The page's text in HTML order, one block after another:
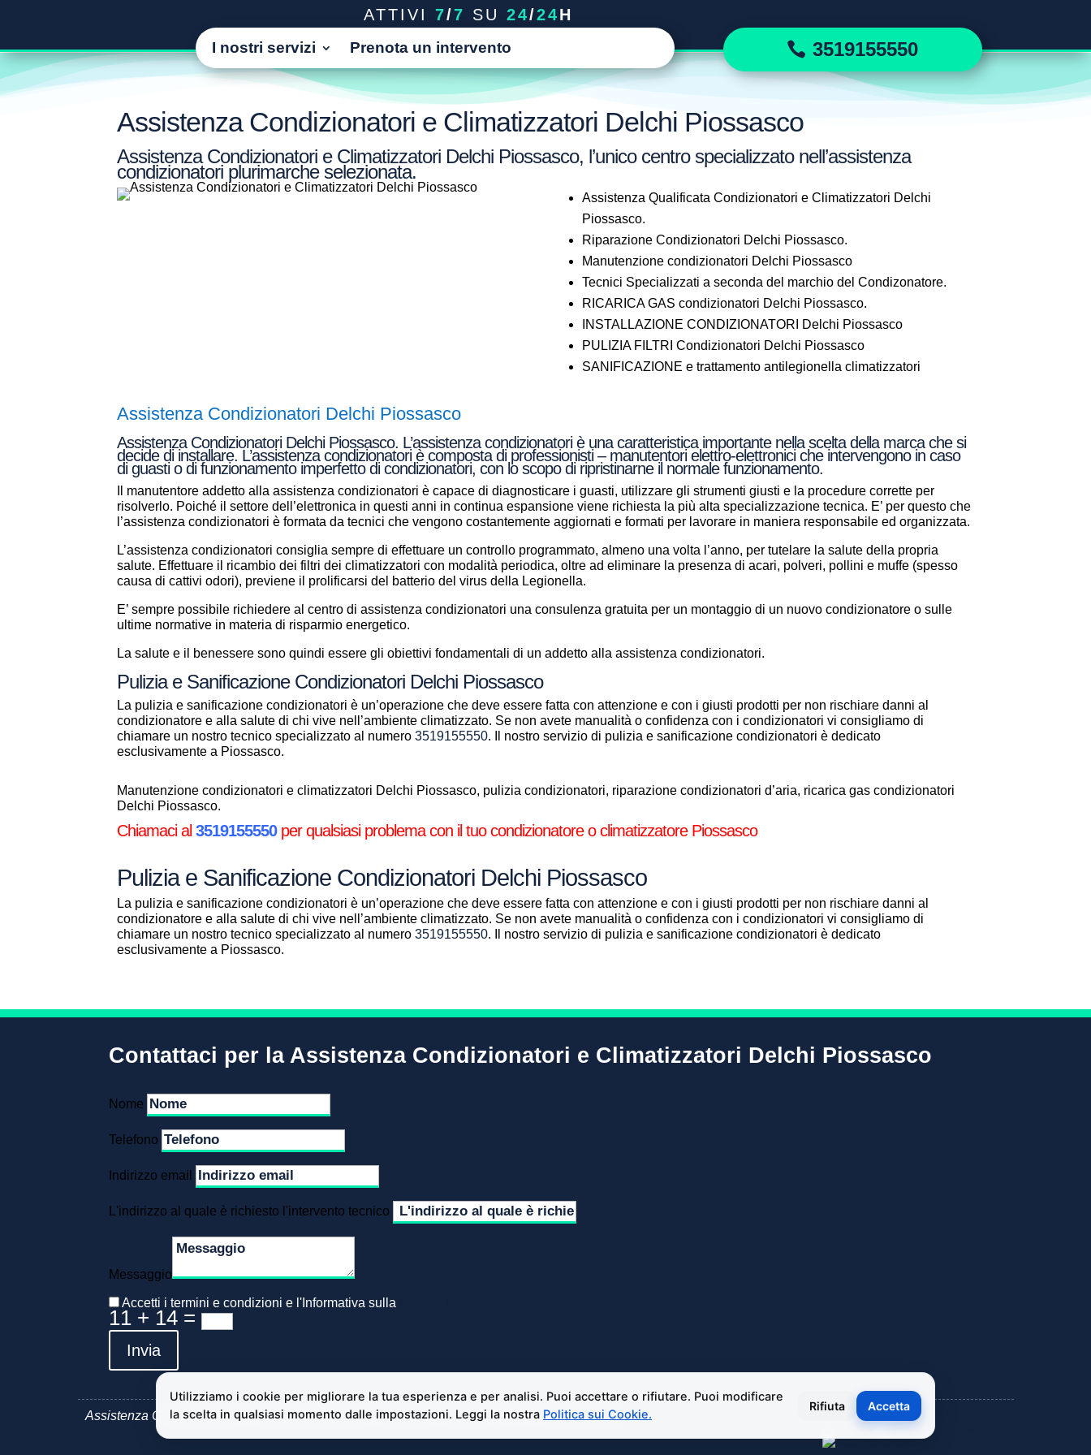
ATTIVI 7/7 SU 24/24H
I nostri servizi Prenota un intervento 3519155550
Assistenza Condizionatori e Climatizzatori Delchi Piossasco
Assistenza Condizionatori e Climatizzatori Delchi Piossasco, l’unico centro specializzato nell’assistenza
condizionatori plurimarche selezionata.
Assistenza Qualificata Condizionatori e Climatizzatori Delchi
Piossasco.
Riparazione Condizionatori Delchi Piossasco.
Manutenzione condizionatori Delchi Piossasco
Tecnici Specializzati a seconda del marchio del Condizonatore.
RICARICA GAS condizionatori Delchi Piossasco.
INSTALLAZIONE CONDIZIONATORI Delchi Piossasco
PULIZIA FILTRI Condizionatori Delchi Piossasco
SANIFICAZIONE e trattamento antilegionella climatizzatori
Assistenza Condizionatori Delchi Piossasco
Assistenza Condizionatori Delchi Piossasco. L’assistenza condizionatori è una caratteristica importante nella scelta della marca che si
decide di installare. L’assistenza condizionatori è composta di professionisti – manutentori elettro-elettronici che intervengono in caso
di guasti o di funzionamento imperfetto di condizionatori, con lo scopo di ripristinarne il normale funzionamento.
Il manutentore addetto alla assistenza condizionatori è capace di diagnosticare i guasti, utilizzare gli strumenti giusti e la procedure corrette per
risolverlo. Poiché il settore dell’elettronica in questi anni in continua espansione viene richiesta la più alta specializzazione tecnica. E’ per questo che
l’assistenza condizionatori è formata da tecnici che vengono costantemente aggiornati e formati per lavorare in maniera responsabile ed organizzata.
L’assistenza condizionatori consiglia sempre di effettuare un controllo programmato, almeno una volta l’anno, per tutelare la salute della propria
salute. Effettuare il ricambio dei filtri dei climatizzatori con modalità periodica, oltre ad eliminare la presenza di acari, polveri, pollini e muffe (spesso
causa di cattivi odori), previene il prolificarsi del batterio del virus della Legionella.
E’ sempre possibile richiedere al centro di assistenza condizionatori una consulenza gratuita per un montaggio di un nuovo condizionatore o sulle
ultime normative in materia di risparmio energetico.
La salute e il benessere sono quindi essere gli obiettivi fondamentali di un addetto alla assistenza condizionatori.
Pulizia e Sanificazione Condizionatori Delchi Piossasco
La pulizia e sanificazione condizionatori è un’operazione che deve essere fatta con attenzione e con i giusti prodotti per non rischiare danni al
condizionatore e alla salute di chi vive nell’ambiente climatizzato. Se non avete manualità o confidenza con i condizionatori vi consigliamo di
chiamare un nostro tecnico specializzato al numero3519155550. Il nostro servizio di pulizia e sanificazione condizionatori è dedicato
esclusivamente a Piossasco.
Manutenzione condizionatori e climatizzatori Delchi Piossasco, pulizia condizionatori, riparazione condizionatori d’aria, ricarica gas condizionatori
Delchi Piossasco.
Chiamaci al3519155550per qualsiasi problema con il tuo condizionatore o climatizzatore Piossasco
Pulizia e Sanificazione Condizionatori Delchi Piossasco
La pulizia e sanificazione condizionatori è un’operazione che deve essere fatta con attenzione e con i giusti prodotti per non rischiare danni al
condizionatore e alla salute di chi vive nell’ambiente climatizzato. Se non avete manualità o confidenza con i condizionatori vi consigliamo di
chiamare un nostro tecnico specializzato al numero3519155550. Il nostro servizio di pulizia e sanificazione condizionatori è dedicato
esclusivamente a Piossasco.
Contattaci per la Assistenza Condizionatori e Climatizzatori Delchi Piossasco
Nome
Telefono
Indirizzo email
L'indirizzo al quale è richiesto l'intervento tecnico
Messaggio
Accetti i termini e condizioni e l'Informativa sulla
11 + 14 =
Invia
Assistenza Condizionatori e Climatizzatori Delchi Piossasco | Contatti - Tel:+39 3519155550